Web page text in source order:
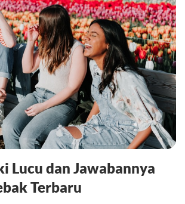
Lucu dan Jawabannya
Terbaru